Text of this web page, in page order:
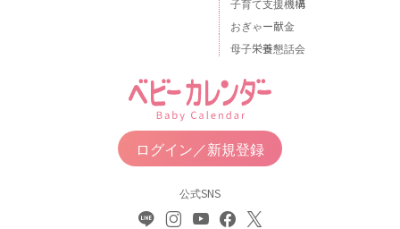
おぎゃー献金
母子栄養懇話会
ログイン／新規登録
公式SNS